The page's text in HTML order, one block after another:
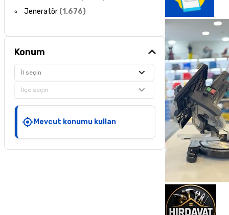
Jeneratör (1.676)
Konum
İl seçin
İlçe seçin
Mevcut konumu kullan